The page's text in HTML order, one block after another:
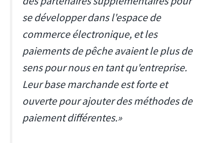
se développer dans l'espace de
commerce électronique, et les
paiements de pêche avaient le plus de
sens pour nous en tant qu'entreprise.
Leur base marchande est forte et
ouverte pour ajouter des méthodes de
paiement différentes.»